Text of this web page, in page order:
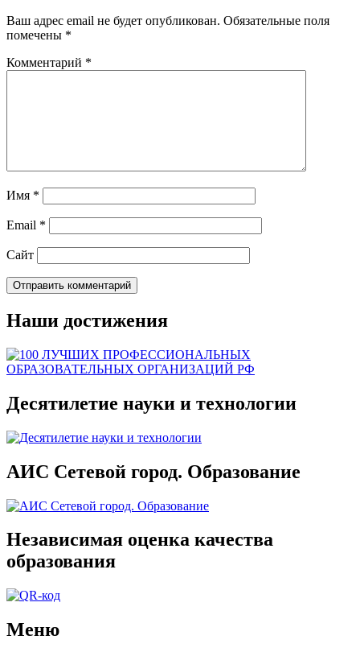
Ваш адрес email не будет опубликован. Обязательные поля
помечены *
Комментарий *
Имя *
Email *
Сайт
Наши достижения
Десятилетие науки и технологии
АИС Сетевой город. Образование
Независимая оценка качества
образования
Меню